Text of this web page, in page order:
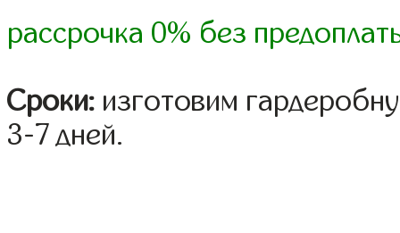
рассрочка 0% без
Сроки: изготовим
3-7 дней.